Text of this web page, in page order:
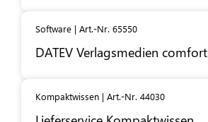
Software | Art.-Nr. 65550
DATEV Verlagsmedien comfort
Kompaktwissen | Art.-Nr. 44030